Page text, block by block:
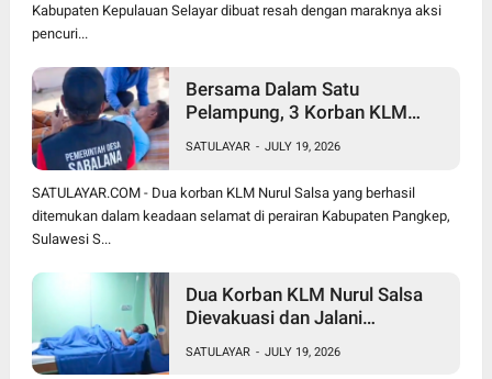
Kabupaten Kepulauan Selayar dibuat resah dengan maraknya aksi
pencuri...
Bersama Dalam Satu
Pelampung, 3 Korban KLM
Hanya Jasmal dan Nurmi
Ditemukan Selamat
SATULAYAR - JULY 19, 2026
SATULAYAR.COM - Dua korban KLM Nurul Salsa yang berhasil
ditemukan dalam keadaan selamat di perairan Kabupaten Pangkep,
Sulawesi S...
Dua Korban KLM Nurul Salsa
Dievakuasi dan Jalani
SATULAYAR - JULY 19, 2026